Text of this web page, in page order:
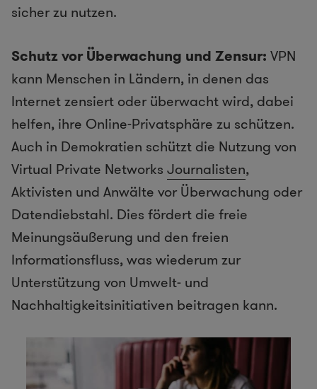
sicher zu nutzen.
Schutz vor Überwachung und Zensur: VPN
kann Menschen in Ländern, in denen das
Internet zensiert oder überwacht wird, dabei
helfen, ihre Online-Privatsphäre zu schützen.
Auch in Demokratien schützt die Nutzung von
Virtual Private Networks Journalisten,
Aktivisten und Anwälte vor Überwachung oder
Datendiebstahl. Dies fördert die freie
Meinungsäußerung und den freien
Informationsfluss, was wiederum zur
Unterstützung von Umwelt- und
Nachhaltigkeitsinitiativen beitragen kann.